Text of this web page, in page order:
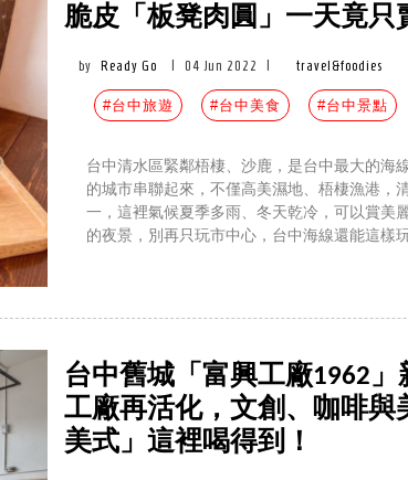
脆皮「板凳肉圓」一天竟只
by Ready Go 04 Jun 2022 travel&foodies
#台中旅遊 #台中美食 #台中景點
台中清水區緊鄰梧棲、沙鹿，是台中最大的海
的城市串聯起來，不僅高美濕地、梧棲漁港，
一，這裡氣候夏季多雨、冬天乾冷，可以賞美
的夜景，別再只玩市中心，台中海線還能這樣玩
台中舊城「富興工廠1962
工廠再活化，文創、咖啡與
美式」這裡喝得到！